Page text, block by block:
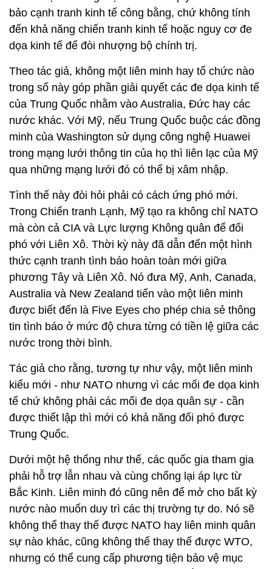
bảo cạnh tranh kinh tế công bằng, chứ không tính
đến khả năng chiến tranh kinh tế hoặc nguy cơ đe
dọa kinh tế để đòi nhượng bộ chính trị.
Theo tác giả, không một liên minh hay tổ chức nào
trong số này góp phần giải quyết các đe dọa kinh tế
của Trung Quốc nhằm vào Australia, Đức hay các
nước khác. Với Mỹ, nếu Trung Quốc buộc các đồng
minh của Washington sử dụng công nghệ Huawei
trong mạng lưới thông tin của họ thì liên lạc của Mỹ
qua những mạng lưới đó có thể bị xâm nhập.
Tình thế này đòi hỏi phải có cách ứng phó mới.
Trong Chiến tranh Lạnh, Mỹ tạo ra không chỉ NATO
mà còn cả CIA và Lực lượng Không quân để đối
phó với Liên Xô. Thời kỳ này đã dẫn đến một hình
thức cạnh tranh tình báo hoàn toàn mới giữa
phương Tây và Liên Xô. Nó đưa Mỹ, Anh, Canada,
Australia và New Zealand tiến vào một liên minh
được biết đến là Five Eyes cho phép chia sẻ thông
tin tình báo ở mức độ chưa từng có tiền lệ giữa các
nước trong thời bình.
Tác giả cho rằng, tương tự như vậy, một liên minh
kiểu mới - như NATO nhưng vì các mối đe dọa kinh
tế chứ không phải các mối đe dọa quân sự - cần
được thiết lập thì mới có khả năng đối phó được
Trung Quốc.
Dưới một hệ thống như thế, các quốc gia tham gia
phải hỗ trợ lẫn nhau và cùng chống lại áp lực từ
Bắc Kinh. Liên minh đó cũng nên để mở cho bất kỳ
nước nào muốn duy trì các thị trường tự do. Nó sẽ
không thể thay thế được NATO hay liên minh quân
sự nào khác, cũng không thể thay thế được WTO,
nhưng có thể cung cấp phương tiện bảo vệ mục